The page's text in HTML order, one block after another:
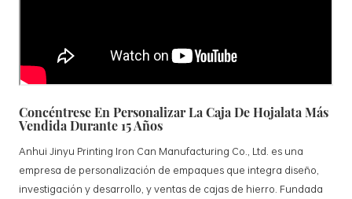
Concéntrese En Personalizar La Caja De Hojalata Más
Vendida Durante 15 Años
Anhui Jinyu Printing Iron Can Manufacturing Co., Ltd. es una
empresa de personalización de empaques que integra diseño,
investigación y desarrollo, y ventas de cajas de hierro. Fundada